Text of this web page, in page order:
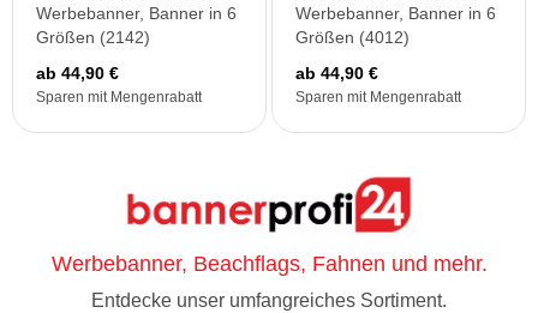
Werbebanner, Banner in 6
Größen (2142)
ab 44,90 €
Sparen mit Mengenrabatt
Werbebanner, Banner in 6
Größen (4012)
ab 44,90 €
Sparen mit Mengenrabatt
Werbebanner, Beachflags, Fahnen und mehr.
Entdecke unser umfangreiches Sortiment.